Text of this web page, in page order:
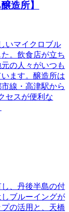
造所】
いマイクロブル
。飲食店が立ち
の人々がいつも
ます。醸造所は
線・高津駅から
セスが便利な
、丹後半島の付
ブルーイングが
の活用と、天橋